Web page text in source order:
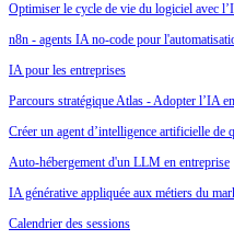
Optimiser le cycle de vie du logiciel avec
n8n - agents IA no-code pour
IA pour les entreprises
Parcours stratégique Atlas - Adopter l’IA
Créer un agent d’intelligence artificielle de
Auto-hébergement d'un LLM en entreprise
IA générative appliquée aux métiers du
Calendrier des sessions